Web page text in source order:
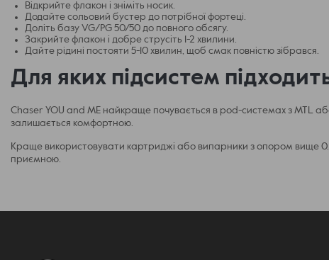
Відкрийте флакон і зніміть носик.
Додайте сольовий бустер до потрібної фортеці.
Доліть базу VG/PG 50/50 до повного обсягу.
Закрийте флакон і добре струсіть 1-2 хвилини.
Дайте рідині постояти 5-10 хвилин, щоб смак повністю зібрався.
Для яких підсистем
Chaser YOU and ME найкраще почувається в pod-системах з MTL
залишається комфортною.
Краще використовувати картриджі або випарники з опором вище
приємною.